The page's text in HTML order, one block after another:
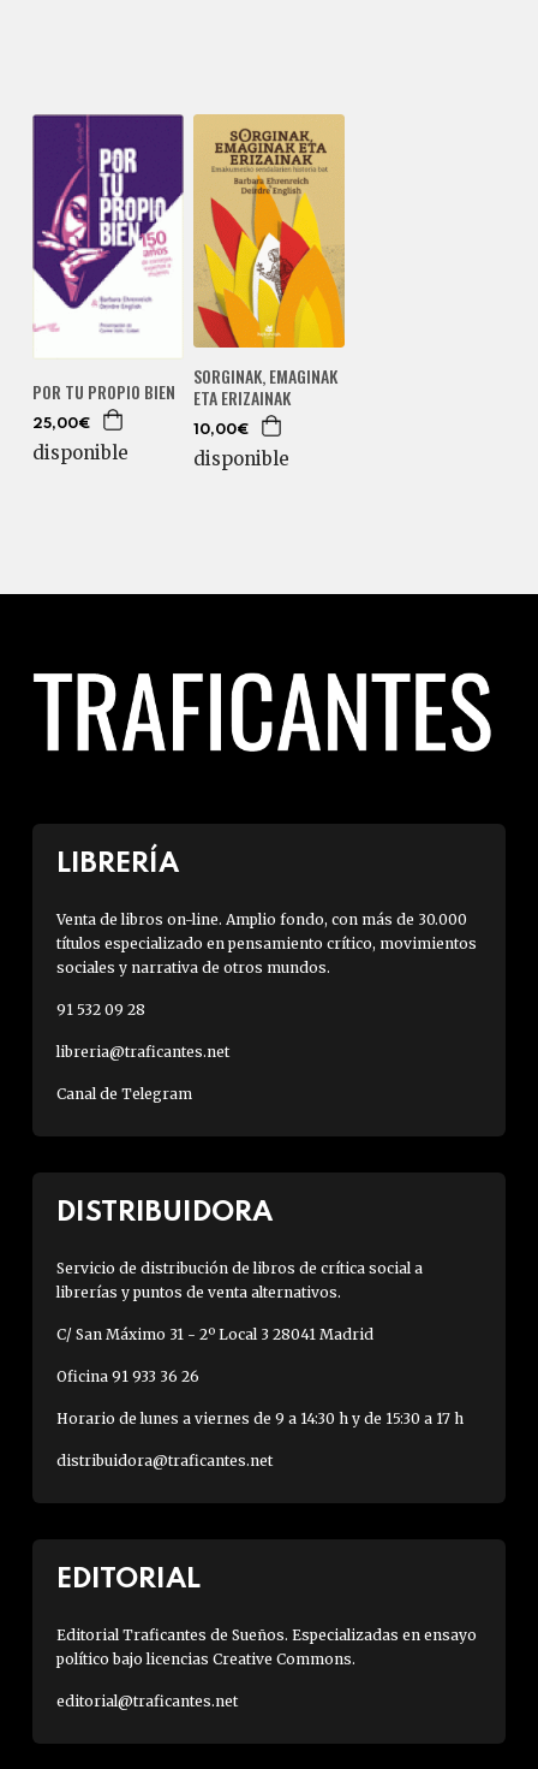
POR TU PROPIO BIEN
25,00€
disponible
SORGINAK, EMAGINAK
ETA ERIZAINAK
10,00€
disponible
LIBRERÍA
Venta de libros on-line. Amplio fondo, con más de 30.000
títulos especializado en pensamiento crítico, movimientos
sociales y narrativa de otros mundos.
91 532 09 28
libreria@traficantes.net
Canal de Telegram
DISTRIBUIDORA
Servicio de distribución de libros de crítica social a
librerías y puntos de venta alternativos.
C/ San Máximo 31 - 2º Local 3 28041 Madrid
Oficina 91 933 36 26
Horario de lunes a viernes de 9 a 14:30 h y de 15:30 a 17 h
distribuidora@traficantes.net
EDITORIAL
Editorial Traficantes de Sueños. Especializadas en ensayo
político bajo licencias Creative Commons.
editorial@traficantes.net